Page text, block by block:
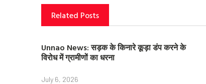
Related Posts
Unnao News: सड़क के किनारे कूड़ा डंप करने के
विरोध में ग्रामीणों का धरना
July 6, 2026